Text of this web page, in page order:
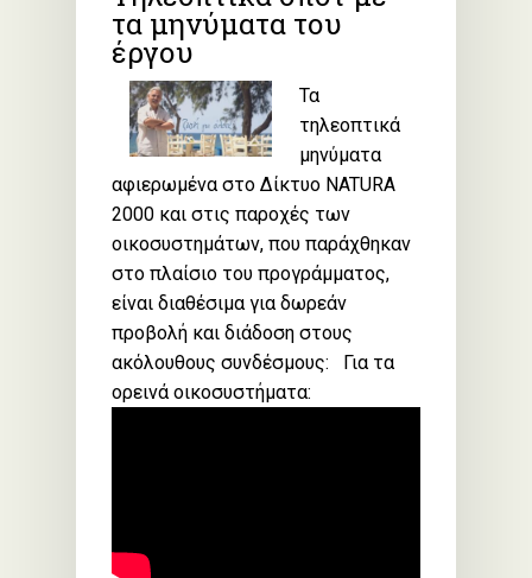
τα μηνύματα του
έργου
Τα
τηλεοπτικά
μηνύματα
αφιερωμένα στο Δίκτυο NATURA
2000 και στις παροχές των
οικοσυστημάτων, που παράχθηκαν
στο πλαίσιο του προγράμματος,
είναι διαθέσιμα για δωρεάν
προβολή και διάδοση στους
ακόλουθους συνδέσμους: Για τα
ορεινά οικοσυστήματα: